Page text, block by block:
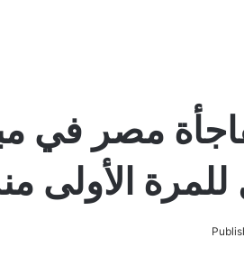
مصر في
الأولى منذ 72